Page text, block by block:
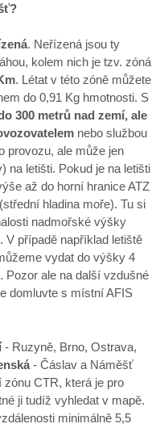
. Neřízená jsou ty
kolem nich je tzv. zóná
. Létat v této zóně můžete
do 0,91 Kg hmotnosti. S
300 metrů nad zemí, ale
nebo službou
provozu, ale může jen
na letišti. Pokud je na letišti
až do horní hranice ATZ
hladina moře). Tu si
nadmořské výšky
V případě například letiště
vydat do výšky 4
Pozor ale na další vzdušné
domluvte s místní AFIS
- Ruzyně, Brno, Ostrava,
- Čáslav a Náměšť
CTR, která je pro
ji tudíž vyhledat v mapě.
minimálně 5,5